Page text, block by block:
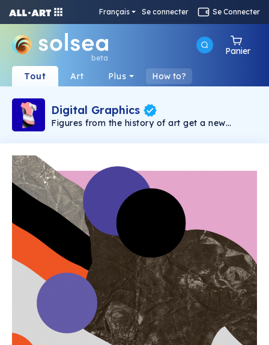
Français Se connecter Se Connecter
beta
Panier
Tout Art Plus How to?
Digital Graphics
Figures from the history of art get a new
which we are used to encountering them. These